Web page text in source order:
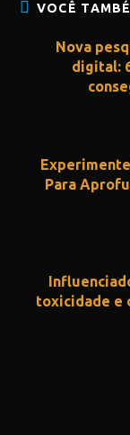
VOCÊ
Nova
digital:
Para
toxicidade e